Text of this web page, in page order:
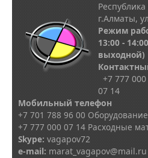
г.Алматы,
Режим
13:00 - 14:00
выходной)
+7 777
07 14
Мобильный телефон
+7 701 788 96 00
+7 777 000 07 14 Расходные
Skype: vagapov72
e-mail: marat_vagapov@mail.ru